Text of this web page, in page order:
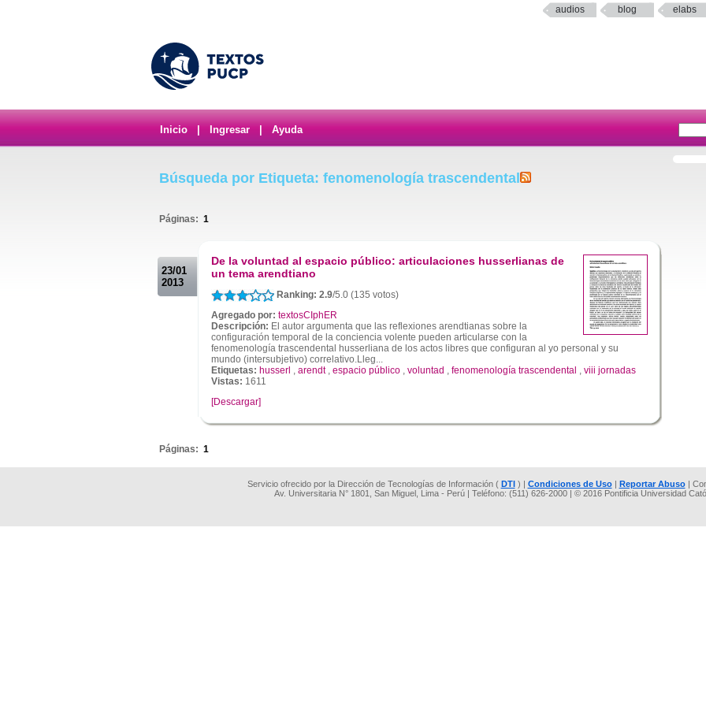
audios blog elabs
Inicio Ingresar Ayuda
Búsqueda por Etiqueta: fenomenología trascendental
Páginas: 1
23/01
2013
De la voluntad al espacio público: articulaciones husserlianas de
un tema arendtiano
Ranking: 2.9/5.0 (135 votos)
Agregado por: textosCIphER
Descripción: El autor argumenta que las reflexiones arendtianas sobre la
configuración temporal de la conciencia volente pueden articularse con la
fenomenología trascendental husserliana de los actos libres que configuran al yo personal y su
mundo (intersubjetivo) correlativo.Lleg...
Etiquetas: husserl , arendt, espacio público , voluntad , fenomenología trascendental , viii jornadas
Vistas: 1611
[Descargar]
Páginas: 1
Servicio ofrecido por la Dirección de Tecnologías de Información ( DTI) | Condiciones de Uso| Reportar Abuso|
Av. Universitaria N° 1801, San Miguel, Lima - Perú | Teléfono: (511) 626-2000 | © 2016 Pontificia Universidad